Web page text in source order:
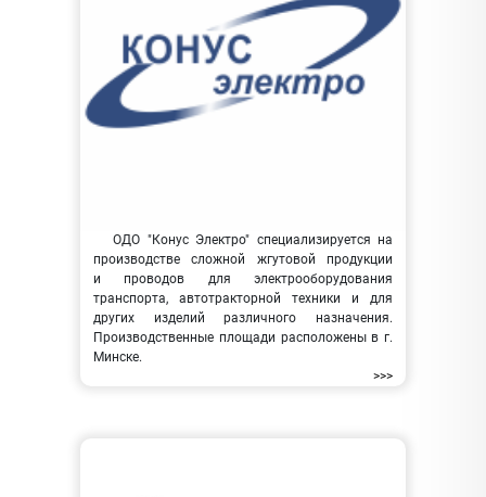
ОДО "Конус Электро" специализируется на
производстве сложной жгутовой продукции
и проводов для электрооборудования
транспорта, автотракторной техники и для
других изделий различного назначения.
Производственные площади расположены в г.
Минске.
>>>